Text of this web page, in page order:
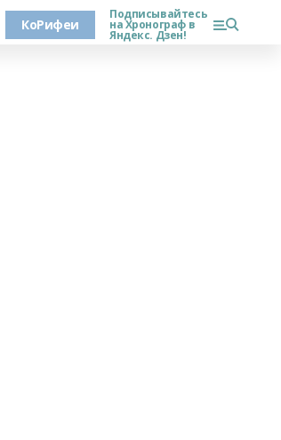
КоРифеи
Подписывайтесь
на Хронограф в
Яндекс. Дзен!